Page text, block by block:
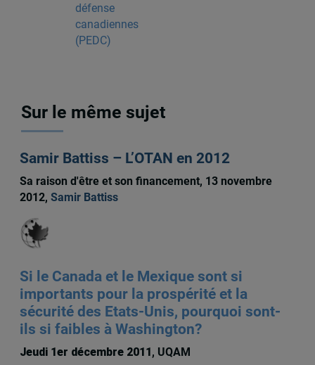
défense
canadiennes
(PEDC)
Sur le même sujet
Samir Battiss – L’OTAN en 2012
Sa raison d'être et son financement, 13 novembre
2012, Samir Battiss
Si le Canada et le Mexique sont si
importants pour la prospérité et la
sécurité des Etats-Unis, pourquoi sont-
ils si faibles à Washington?
Jeudi 1er décembre 2011, UQAM